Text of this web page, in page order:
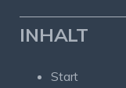
INHALT
Start